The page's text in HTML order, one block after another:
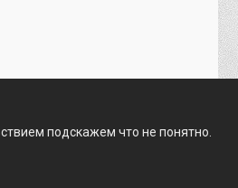
подскажем что не понятно.